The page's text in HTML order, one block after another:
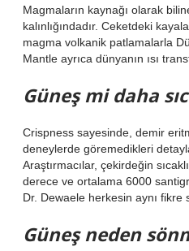
Magmaların kaynağı olarak
kalınlığındadır. Ceketdeki
magma volkanik patlamalarla
Mantle ayrıca dünyanın ısı
Güneş mi daha
Crispness sayesinde, demir
deneylerde göremedikleri
Araştırmacılar, çekirdeğin
derece ve ortalama 6000
Dr. Dewaele herkesin aynı fikre
Güneş neden